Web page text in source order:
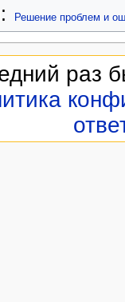
: Решение проблем и
раз